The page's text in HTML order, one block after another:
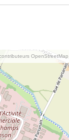
OpenStreetMap